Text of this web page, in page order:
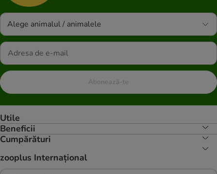
Alege animalul / animalele
Abonează-te
Utile
Beneficii
Cumpărături
zooplus Internațional